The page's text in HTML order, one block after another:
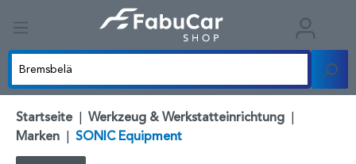
Startseite | Werkzeug & Werkstatteinrichtung |
Marken | SONIC Equipment